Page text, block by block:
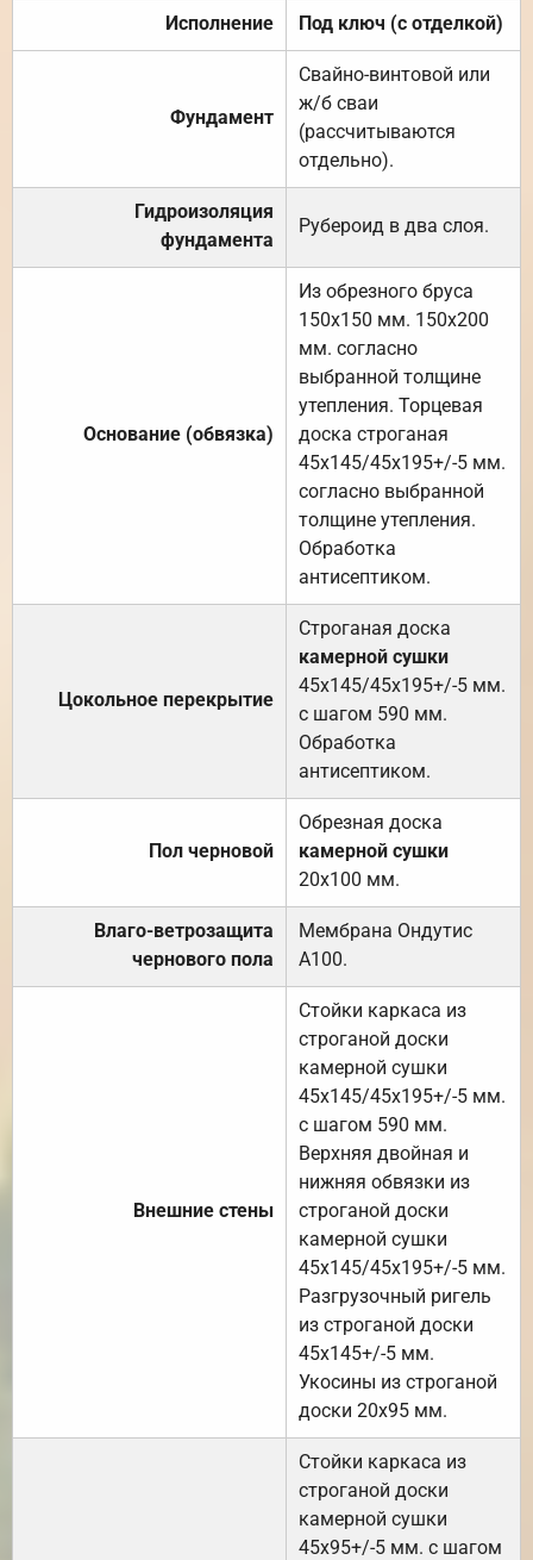
Исполнение Под ключ (с отделкой)
Фундамент
Свайно-винтовой или
ж/б сваи
(рассчитываются
отдельно).
Гидроизоляция
фундамента
Рубероид в два слоя.
Основание (обвязка)
Из обрезного бруса
150х150 мм. 150х200
мм. согласно
выбранной толщине
утепления. Торцевая
доска строганая
45х145/45х195+/-5 мм.
согласно выбранной
толщине утепления.
Обработка
антисептиком.
Цокольное перекрытие
Строганая доска
камерной сушки
45х145/45х195+/-5 мм.
с шагом 590 мм.
Обработка
антисептиком.
Пол черновой
Обрезная доска
камерной сушки
20х100 мм.
Влаго-ветрозащита
чернового пола
Мембрана Ондутис
А100.
Внешние стены
Стойки каркаса из
строганой доски
камерной сушки
45х145/45х195+/-5 мм.
с шагом 590 мм.
Верхняя двойная и
нижняя обвязки из
строганой доски
камерной сушки
45х145/45х195+/-5 мм.
Разгрузочный ригель
из строганой доски
45х145+/-5 мм.
Укосины из строганой
доски 20х95 мм.
Стойки каркаса из
строганой доски
камерной сушки
45х95+/-5 мм. с шагом